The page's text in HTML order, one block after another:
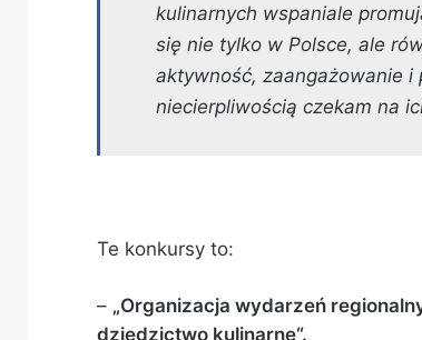
kulinarnych wspaniale
się nie tylko w Polsce, ale
aktywność, zaangażowanie i
niecierpliwością czekam na
Te konkursy to:
– „Organizacja wydarzeń
dziedzictwo kulinarne“.